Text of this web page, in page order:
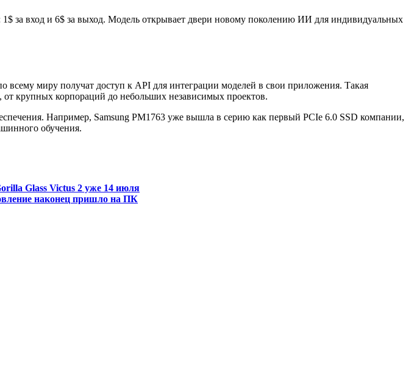
за вход и 6$ за выход. Модель открывает двери новому поколению ИИ для индивидуальных
миру получат доступ к API для интеграции моделей в свои приложения. Такая
крупных корпораций до небольших независимых проектов.
Например, Samsung PM1763 уже вышла в серию как первый PCIe 6.0 SSD компании,
обучения.
Glass Victus 2 уже 14 июля
наконец пришло на ПК